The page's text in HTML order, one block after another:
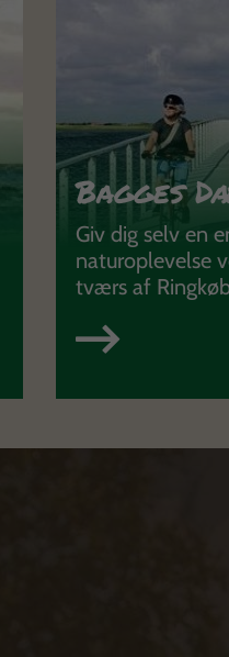
Bagges
Giv dig selv en
naturoplevelse
tværs af